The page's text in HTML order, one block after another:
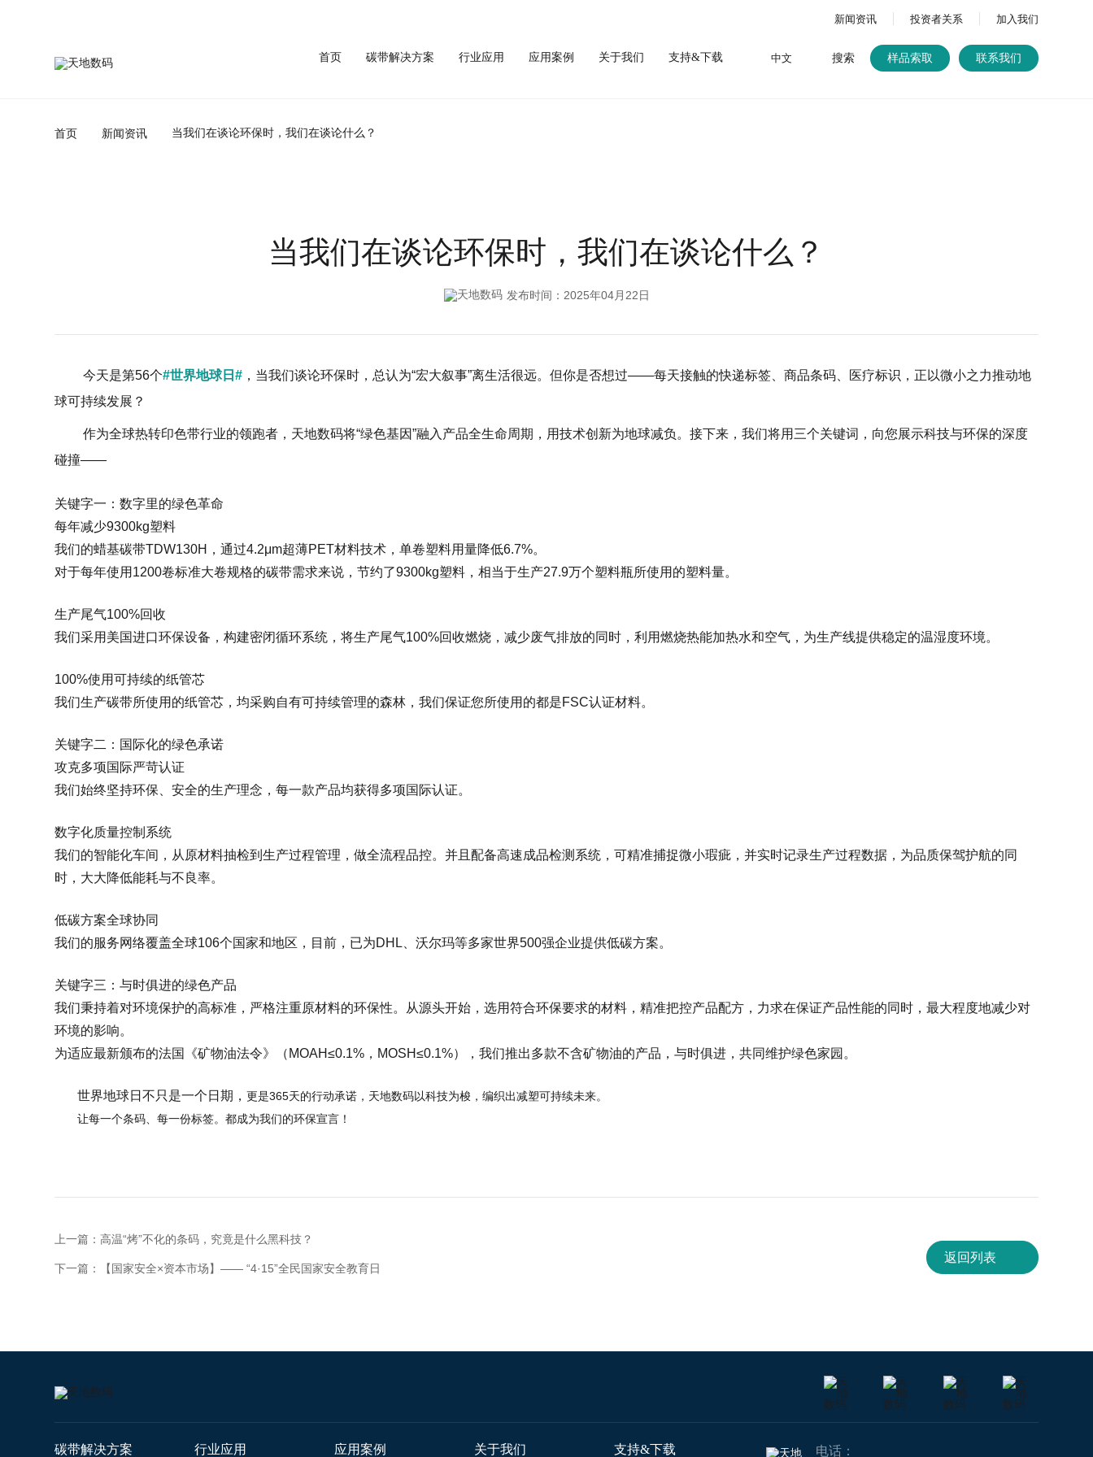
新闻资讯 投资者关系 加入我们
首页 碳带解决方案 行业应用 应用案例 关于我们 支持&下载 中文 搜索 样品索取 联系我们
首页 新闻资讯 当我们在谈论环保时，我们在谈论什么？
当我们在谈论环保时，我们在谈论什么？
发布时间：2025年04月22日
今天是第56个#世界地球日#，当我们谈论环保时，总认为“宏大叙事”离生活很远。但你是否想过——每天接触的快递标签、商品条码、医疗标识，正以微小之力推动地
球可持续发展？
作为全球热转印色带行业的领跑者，天地数码将“绿色基因”融入产品全生命周期，用技术创新为地球减负。接下来，我们将用三个关键词，向您展示科技与环保的深度
碰撞——
关键字一：数字里的绿色革命
每年减少9300kg塑料
我们的蜡基碳带TDW130H，通过4.2μm超薄PET材料技术，单卷塑料用量降低6.7%。
对于每年使用1200卷标准大卷规格的碳带需求来说，节约了9300kg塑料，相当于生产27.9万个塑料瓶所使用的塑料量。
生产尾气100%回收
我们采用美国进口环保设备，构建密闭循环系统，将生产尾气100%回收燃烧，减少废气排放的同时，利用燃烧热能加热水和空气，为生产线提供稳定的温湿度环境。
100%使用可持续的纸管芯
我们生产碳带所使用的纸管芯，均采购自有可持续管理的森林，我们保证您所使用的都是FSC认证材料。
关键字二：国际化的绿色承诺
攻克多项国际严苛认证
我们始终坚持环保、安全的生产理念，每一款产品均获得多项国际认证。
数字化质量控制系统
我们的智能化车间，从原材料抽检到生产过程管理，做全流程品控。并且配备高速成品检测系统，可精准捕捉微小瑕疵，并实时记录生产过程数据，为品质保驾护航的同
时，大大降低能耗与不良率。
低碳方案全球协同
我们的服务网络覆盖全球106个国家和地区，目前，已为DHL、沃尔玛等多家世界500强企业提供低碳方案。
关键字三：与时俱进的绿色产品
我们秉持着对环境保护的高标准，严格注重原材料的环保性。从源头开始，选用符合环保要求的材料，精准把控产品配方，力求在保证产品性能的同时，最大程度地减少对
环境的影响。
为适应最新颁布的法国《矿物油法令》（MOAH≤0.1%，MOSH≤0.1%），我们推出多款不含矿物油的产品，与时俱进，共同维护绿色家园。
世界地球日不只是一个日期，更是365天的行动承诺，天地数码以科技为梭，编织出减塑可持续未来。
让每一个条码、每一份标签。都成为我们的环保宣言！
上一篇：高温“烤”不化的条码，究竟是什么黑科技？
下一篇：【国家安全×资本市场】—— “4·15”全民国家安全教育日
返回列表
碳带解决方案 行业应用 应用案例 关于我们 支持&下载 电话：